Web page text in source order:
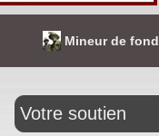
Mineur de fond
Votre soutien